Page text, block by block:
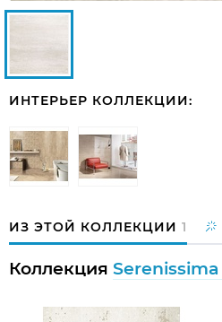
ИНТЕРЬЕР КОЛЛЕКЦИИ:
ИЗ ЭТОЙ КОЛЛЕКЦИИ 1
Коллекция